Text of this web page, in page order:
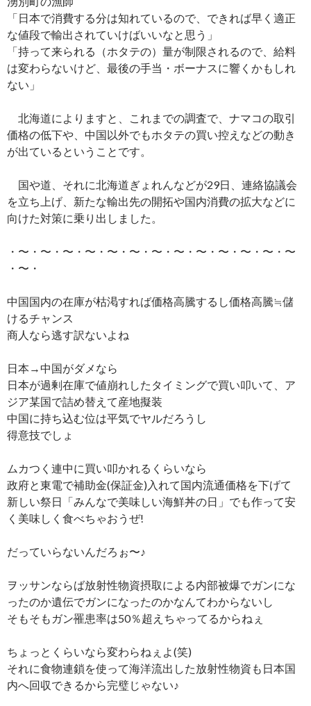
「日本で消費する分は知れているので、できれば早く適正
な値段で輸出されていけばいいなと思う」
「持って来られる（ホタテの）量が制限されるので、給料
は変わらないけど、最後の手当・ボーナスに響くかもしれ
ない」
北海道によりますと、これまでの調査で、ナマコの取引
価格の低下や、中国以外でもホタテの買い控えなどの動き
が出ているということです。
国や道、それに北海道ぎょれんなどが29日、連絡協議会
を立ち上げ、新たな輸出先の開拓や国内消費の拡大などに
向けた対策に乗り出しました。
・〜・〜・〜・〜・〜・〜・〜・〜・〜・〜・〜・〜・〜
・〜・
中国国内の在庫が枯渇すれば価格高騰するし価格高騰≒儲
けるチャンス
商人なら逃す訳ないよね
日本→中国がダメなら
日本が過剰在庫で値崩れしたタイミングで買い叩いて、ア
ジア某国で詰め替えて産地擬装
中国に持ち込む位は平気でヤルだろうし
得意技でしょ
ムカつく連中に買い叩かれるくらいなら
政府と東電で補助金(保証金)入れて国内流通価格を下げて
新しい祭日「みんなで美味しい海鮮丼の日」でも作って安
く美味しく食べちゃおうぜ!
だっていらないんだろぉ〜♪
ヲッサンならば放射性物資摂取による内部被爆でガンにな
ったのか遺伝でガンになったのかなんてわからないし
そもそもガン罹患率は50％超えちゃってるからねぇ
ちょっとくらいなら変わらねぇよ(笑)
それに食物連鎖を使って海洋流出した放射性物資も日本国
内へ回収できるから完璧じゃない♪